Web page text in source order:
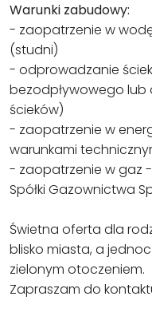
Warunki zabudowy:
- zaopatrzenie w
(studni)
- odprowadzanie
bezodpływowego
ścieków)
- zaopatrzenie w
warunkami
- zaopatrzenie w gaz
Spółki Gazownictwa
Świetna oferta dla
blisko miasta, a
zielonym otoczeniem.
Zapraszam do